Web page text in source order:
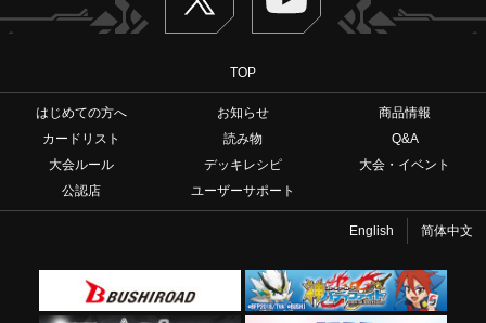
TOP
はじめての方へ お知らせ
商品情報
カードリスト
読み物
Q&A
大会ルール
デッキレシピ
大会・イベント
公認店
ユーザーサポート
English 简体中文